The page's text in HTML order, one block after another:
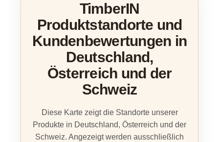
TimberIN
Produktstandorte und
Kundenbewertungen in
Deutschland,
Österreich und der
Schweiz
Diese Karte zeigt die Standorte unserer
Produkte in Deutschland, Österreich und der
Schweiz. Angezeigt werden ausschließlich